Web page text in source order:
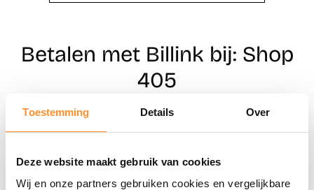
Toestemming Details Over
Deze website maakt gebruik van cookies
Wij en onze partners gebruiken cookies en vergelijkbare
Betalen met Billink bij: Shop
405
Naar winkels